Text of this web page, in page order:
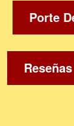
Porte